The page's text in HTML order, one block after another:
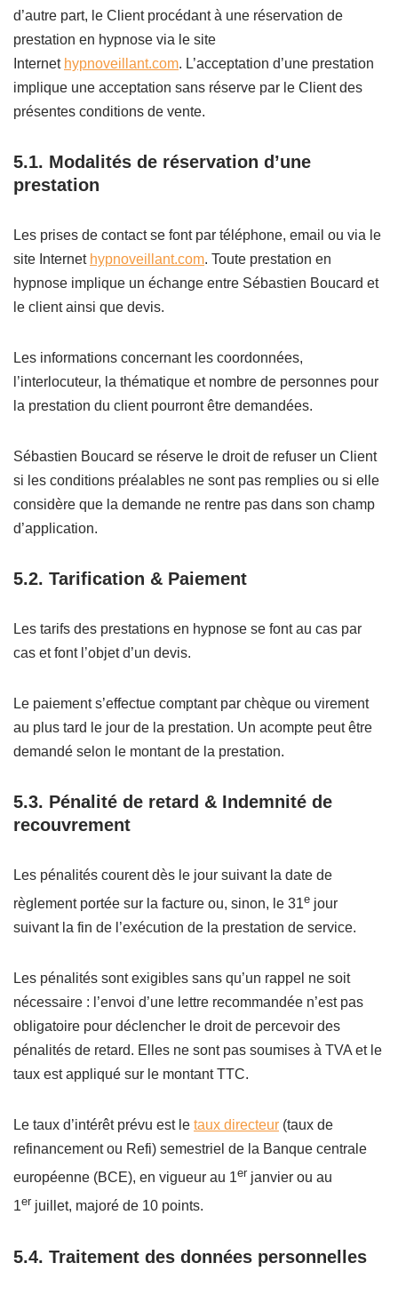
d’autre part, le Client procédant à une réservation de
prestation en hypnose via le site
Internet hypnoveillant.com. L’acceptation d’une prestation
implique une acceptation sans réserve par le Client des
présentes conditions de vente.
5.1. Modalités de réservation d’une
prestation
Les prises de contact se font par téléphone, email ou via le
site Internet hypnoveillant.com. Toute prestation en
hypnose implique un échange entre Sébastien Boucard et
le client ainsi que devis.
Les informations concernant les coordonnées,
l’interlocuteur, la thématique et nombre de personnes pour
la prestation du client pourront être demandées.
Sébastien Boucard se réserve le droit de refuser un Client
si les conditions préalables ne sont pas remplies ou si elle
considère que la demande ne rentre pas dans son champ
d’application.
5.2. Tarification & Paiement
Les tarifs des prestations en hypnose se font au cas par
cas et font l’objet d’un devis.
Le paiement s’effectue comptant par chèque ou virement
au plus tard le jour de la prestation. Un acompte peut être
demandé selon le montant de la prestation.
5.3. Pénalité de retard & Indemnité de
recouvrement
Les pénalités courent dès le jour suivant la date de
règlement portée sur la facture ou, sinon, le 31e jour
suivant la fin de l’exécution de la prestation de service.
Les pénalités sont exigibles sans qu’un rappel ne soit
nécessaire : l’envoi d’une lettre recommandée n’est pas
obligatoire pour déclencher le droit de percevoir des
pénalités de retard. Elles ne sont pas soumises à TVA et le
taux est appliqué sur le montant TTC.
Le taux d’intérêt prévu est le taux directeur (taux de
refinancement ou Refi) semestriel de la Banque centrale
européenne (BCE), en vigueur au 1er janvier ou au
1er juillet, majoré de 10 points.
5.4. Traitement des données personnelles